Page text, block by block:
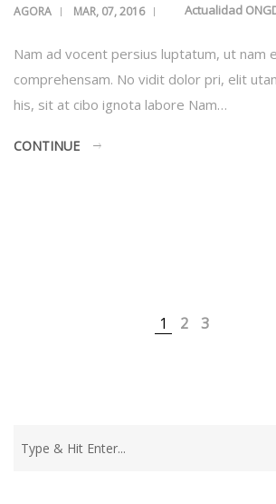
AGORA MAR, 07, 2016 Actualidad
Nam ad vocent persius luptatum, ut nam
comprehensam. No vidit dolor pri, elit
his, sit at cibo ignota labore Nam…
CONTINUE
1 2 3